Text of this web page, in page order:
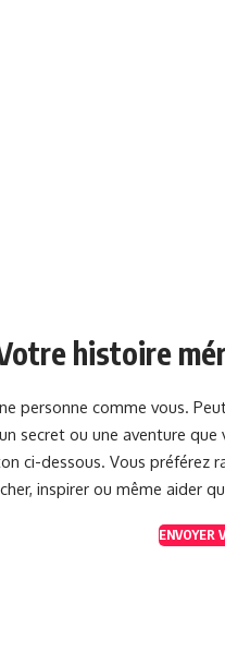
histoire
personne comme vous.
secret ou une aventure
ci-dessous. Vous
inspirer ou même aider
ENVOYER